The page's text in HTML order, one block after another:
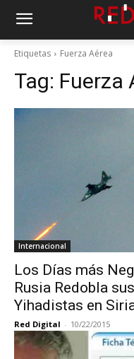
Etiquetas Fuerza Aérea
Tag: Fuerza
Internacional
Los Días más
Rusia Redobla
Yihadistas en
Red Digital - 10/22/2015